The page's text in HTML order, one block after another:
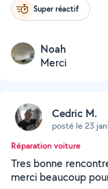
Super réactif
Noah
Merci
Cedric M.
posté le 23
Réparation voiture
Tres bonne
merci beaucoup